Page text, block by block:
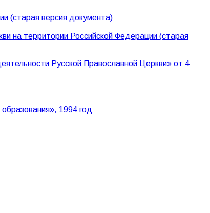
(старая версия документа)
на территории Российской Федерации (старая
Русской Православной Церкви» от 4
1994 год